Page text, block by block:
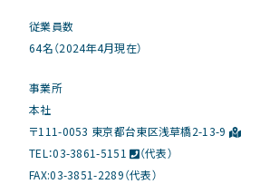
従業員数
64名（2024年4月現在）
事業所
本社
〒111-0053 東京都台東区浅草橋2-13-9
TEL：03-3861-5151 （代表）
FAX:03-3851-2289（代表）